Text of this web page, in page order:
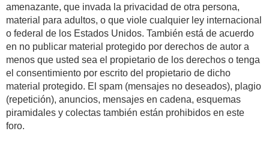
amenazante, que invada la privacidad de otra persona,
material para adultos, o que viole cualquier ley internacional
o federal de los Estados Unidos. También está de acuerdo
en no publicar material protegido por derechos de autor a
menos que usted sea el propietario de los derechos o tenga
el consentimiento por escrito del propietario de dicho
material protegido. El spam (mensajes no deseados), plagio
(repetición), anuncios, mensajes en cadena, esquemas
piramidales y colectas también están prohibidos en este
foro.